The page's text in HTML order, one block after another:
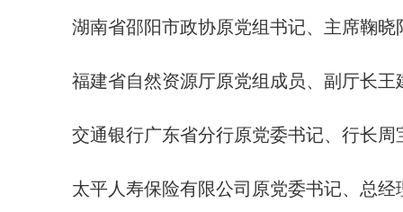
湖南省邵阳市政协原党组书记、主席鞠晓
福建省自然资源厅原党组成员、副厅长王
交通银行广东省分行原党委书记、行长周
太平人寿保险有限公司原党委书记、总经